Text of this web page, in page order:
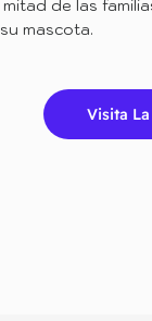
de las
mascota.
Visita